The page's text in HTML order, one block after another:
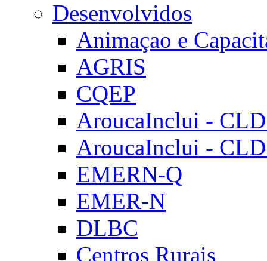
Desenvolvidos
Animaçao e
AGRIS
CQEP
AroucaInclui -
AroucaInclui -
EMERN-Q
EMER-N
DLBC
Centros Rurais